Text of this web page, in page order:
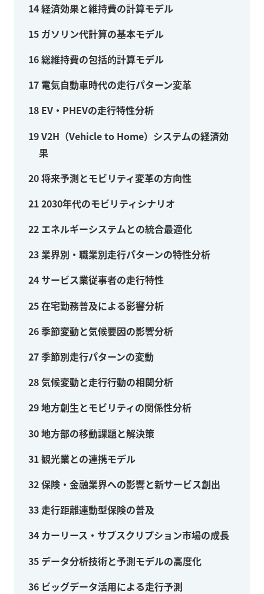
14経済効果と維持費の計算モデル
15 ガソリン代計算の基本モデル
16総維持費の包括的計算モデル
17 電気自動車時代の走行パターン変革
18 EV・PHEVの走行特性分析
19V2H（Vehicle to Home）システムの経済効
果
20将来予測とモビリティ変革の方向性
212030年代のモビリティシナリオ
22 エネルギーシステムとの統合最適化
23 業界別・職業別走行パターンの特性分析
24 サービス業従事者の走行特性
25在宅勤務普及による影響分析
26季節変動と気候要因の影響分析
27季節別走行パターンの変動
28気候変動と走行行動の相関分析
29地方創生とモビリティの関係性分析
30地方部の移動課題と解決策
31観光業との連携モデル
32保険・金融業界への影響と新サービス創出
33走行距離連動型保険の普及
34 カーリース・サブスクリプション市場の成長
35 データ分析技術と予測モデルの高度化
36 ビッグデータ活用による走行予測